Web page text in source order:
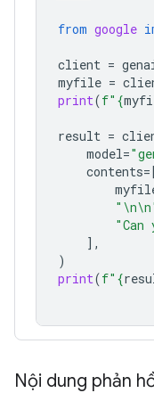
from google
client =
myfile =
print(f" {
result =
model=
contents=
" \n\n
],
)
print(f" {
Nội dung phản